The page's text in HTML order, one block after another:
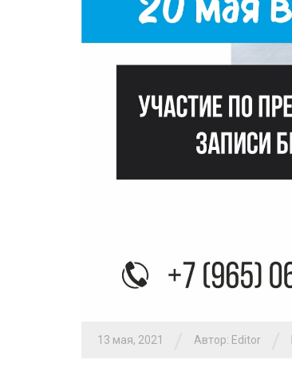
13 мая, 2021 Автор: Editor